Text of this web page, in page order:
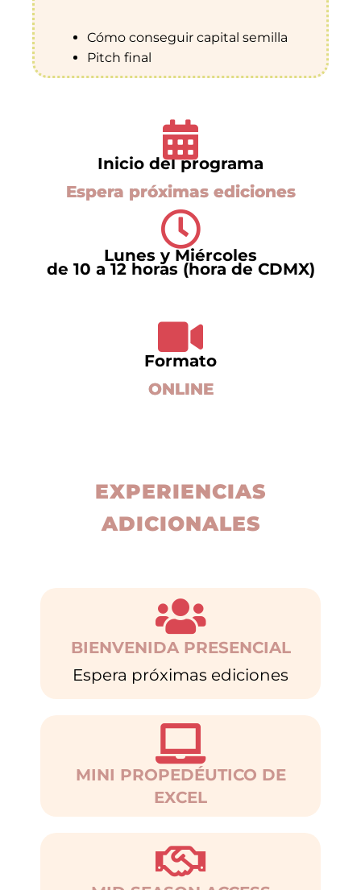
Cómo conseguir capital semilla
Pitch final
Inicio del programa
Espera próximas ediciones
Lunes y Miércoles
de 10 a 12 horas (hora de CDMX)
Formato
ONLINE
EXPERIENCIAS
ADICIONALES
BIENVENIDA PRESENCIAL
Espera próximas ediciones
MINI PROPEDÉUTICO DE
EXCEL